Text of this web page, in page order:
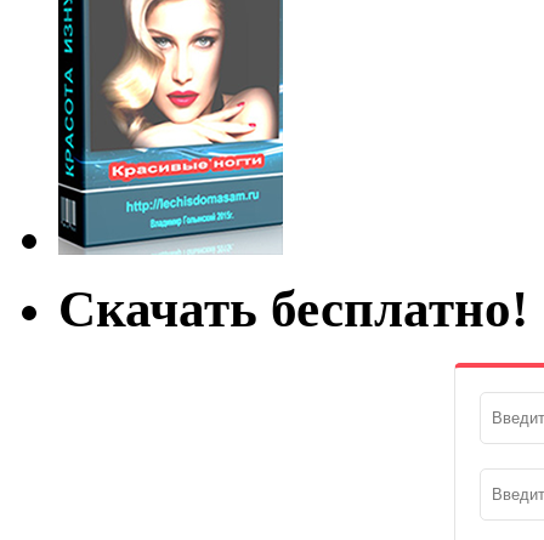
Скачать бесплатно!